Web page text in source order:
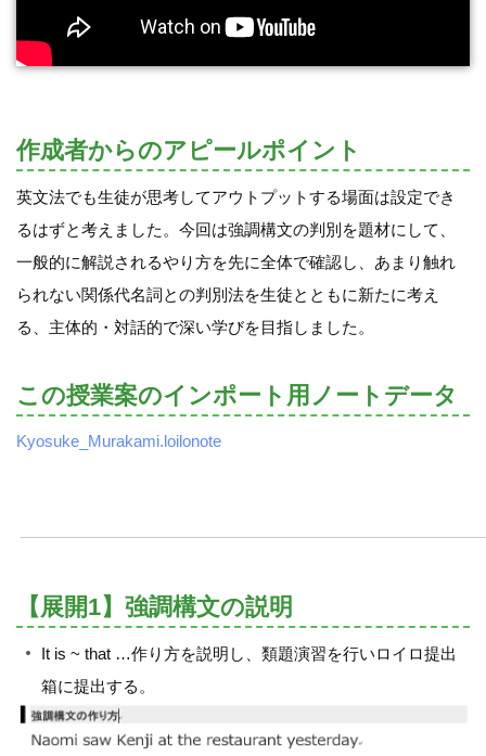
作成者からのアピールポイント
英文法でも生徒が思考してアウトプットする場面は設定でき
るはずと考えました。今回は強調構文の判別を題材にして、
一般的に解説されるやり方を先に全体で確認し、あまり触れ
られない関係代名詞との判別法を生徒とともに新たに考え
る、主体的・対話的で深い学びを目指しました。
この授業案のインポート用ノートデータ
Kyosuke_Murakami.loilonote
【展開1】強調構文の説明
It is ~ that …作り方を説明し、類題演習を行いロイロ提出
箱に提出する。